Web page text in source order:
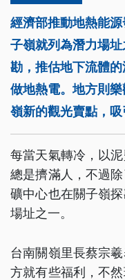
經濟部推動地熱能
子嶺就列為潛力場
勘，推估地下流體
做地熱電。地方則
嶺新的觀光賣點，吸
每當天氣轉冷，以
總是擠滿人，不過
礦中心也在關子嶺
場址之一。
台南關嶺里長蔡宗
方就有些福利，不